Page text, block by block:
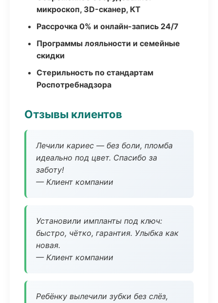
микроскоп, 3D-сканер, КТ
Рассрочка 0% и онлайн-запись 24/7
Программы лояльности и семейные
скидки
Стерильность по стандартам
Роспотребнадзора
Отзывы клиентов
Лечили кариес — без боли, пломба
идеально под цвет. Спасибо за
заботу!
— Клиент компании
Установили импланты под ключ:
быстро, чётко, гарантия. Улыбка как
новая.
— Клиент компании
Ребёнку вылечили зубки без слёз,